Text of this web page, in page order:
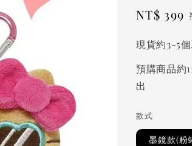
Sale
NT$ 399
現貨約3-5
預購商品約
出
款式
墨鏡款(粉